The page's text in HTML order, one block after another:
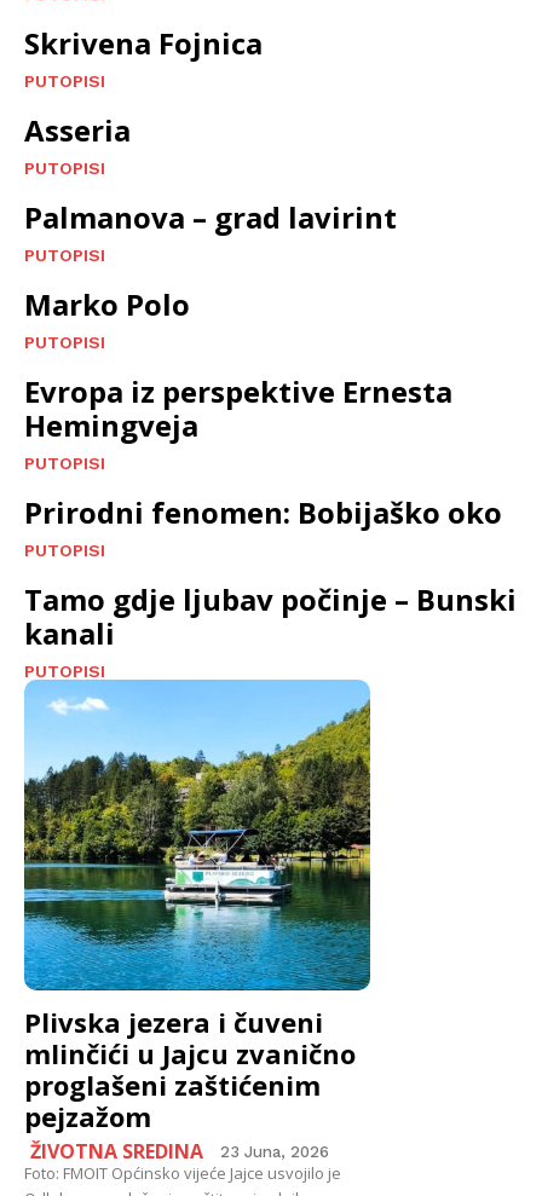
Skrivena Fojnica
PUTOPISI
Asseria
PUTOPISI
Palmanova – grad lavirint
PUTOPISI
Marko Polo
PUTOPISI
Evropa iz perspektive Ernesta
Hemingveja
PUTOPISI
Prirodni fenomen: Bobijaško oko
PUTOPISI
Tamo gdje ljubav počinje – Bunski
kanali
PUTOPISI
Plivska jezera i čuveni
mlinčići u Jajcu zvanično
proglašeni zaštićenim
pejzažom
ŽIVOTNA SREDINA 23 Juna, 2026
Foto: FMOIT Općinsko vijeće Jajce usvojilo je